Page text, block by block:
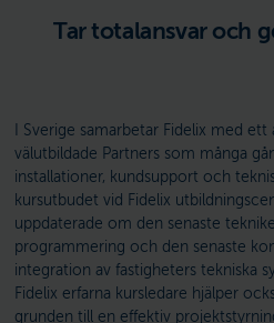
Tar totalansvar och
I Sverige samarbetar Fidelix med
välutbildade Partners som många
installationer, kundsupport och
kursutbudet vid Fidelix
uppdaterade om den senaste
programmering och den senaste
integration av fastigheters tekniska
Fidelix erfarna kursledare hjälper
grunden till en effektiv